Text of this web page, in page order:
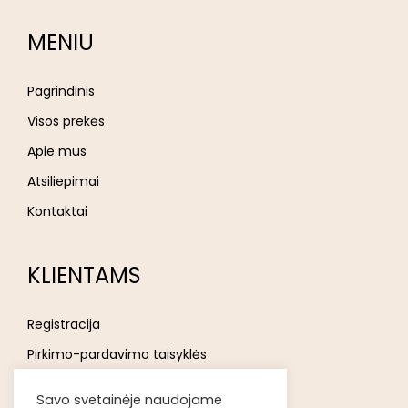
MENIU
Pagrindinis
Visos prekės
Apie mus
Atsiliepimai
Kontaktai
KLIENTAMS
Registracija
Pirkimo-pardavimo taisyklės
Savo svetainėje naudojame